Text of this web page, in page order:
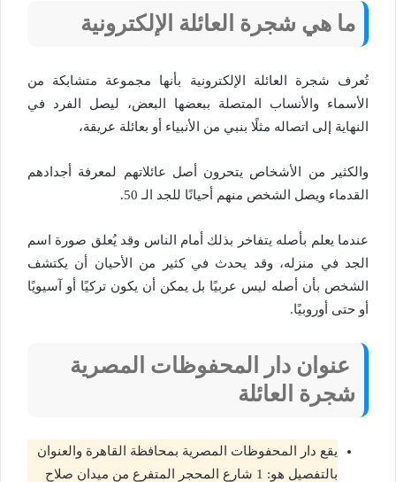
ما هي شجرة العائلة الإلكترونية
تُعرف شجرة العائلة الإلكترونية بأنها مجموعة متشابكة من
الأسماء والأنساب المتصلة ببعضها البعض، ليصل الفرد في
النهاية إلى اتصاله مثلًا بنبي من الأنبياء أو بعائلة عريقة،
والكثير من الأشخاص يتحرون أصل عائلاتهم لمعرفة أجدادهم
القدماء ويصل الشخص منهم أحيانًا للجد الـ 50.
عندما يعلم بأصله يتفاخر بذلك أمام الناس وقد يُعلق صورة اسم
الجد في منزله، وقد يحدث في كثير من الأحيان أن يكتشف
الشخص بأن أصله ليس عربيًا بل يمكن أن يكون تركيًا أو آسيويًا
أو حتى أوروبيًا.
عنوان دار المحفوظات المصرية
شجرة العائلة
يقع دار المحفوظات المصرية بمحافظة القاهرة والعنوان
بالتفصيل هو: 1 شارع المحجر المتفرع من ميدان صلاح